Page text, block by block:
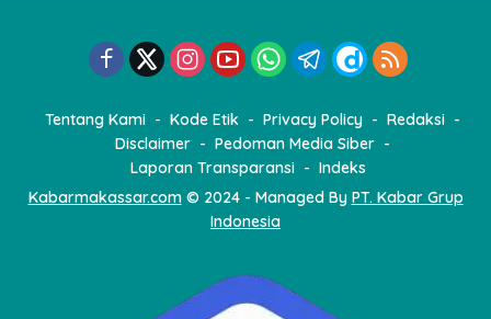
Tentang Kami Kode Etik Privacy Policy
Redaksi
Disclaimer
Pedoman Media Siber
Laporan Transparansi
Indeks
Kabarmakassar.com© 2024 - Managed By PT. Kabar Grup
Indonesia